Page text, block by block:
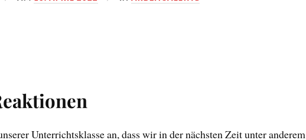
Unterrichtsklasse an, dass wir in der nächsten Zeit unter anderem